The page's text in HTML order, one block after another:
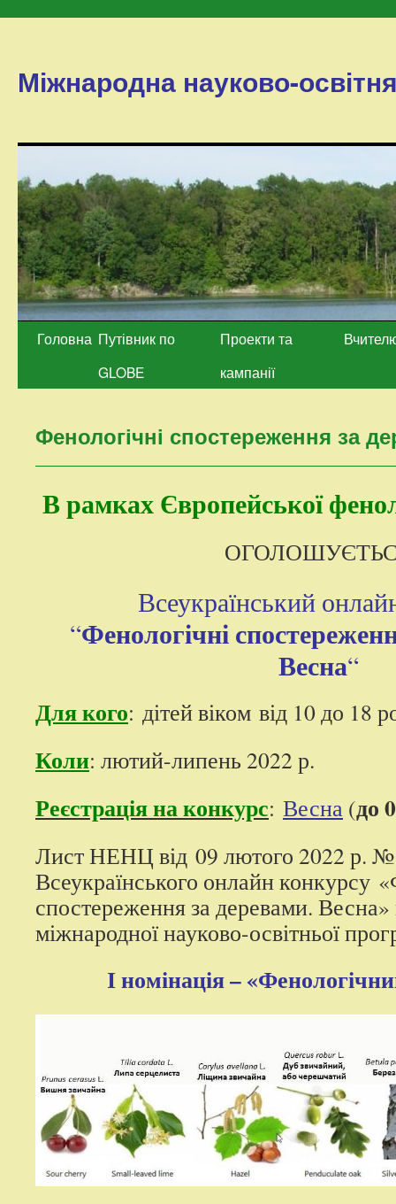
Міжнародна науково-
Перейти
Головна Путівник по
GLOBE
Проекти та
кампанії
Фенологічні спостереження за
В рамках Європейської
Всеукраїнський
“Фенологічні
Весна“
Для кого: дітей віком від 10 до 18
Коли: лютий-липень 2022 р.
Реєстрація на конкурс: Весна (до
Лист НЕНЦ від 09 лютого 2022 р.
Всеукраїнського онлайн конкурсу
спостереження за деревами.
міжнародної науково-освітньої
І номінація –